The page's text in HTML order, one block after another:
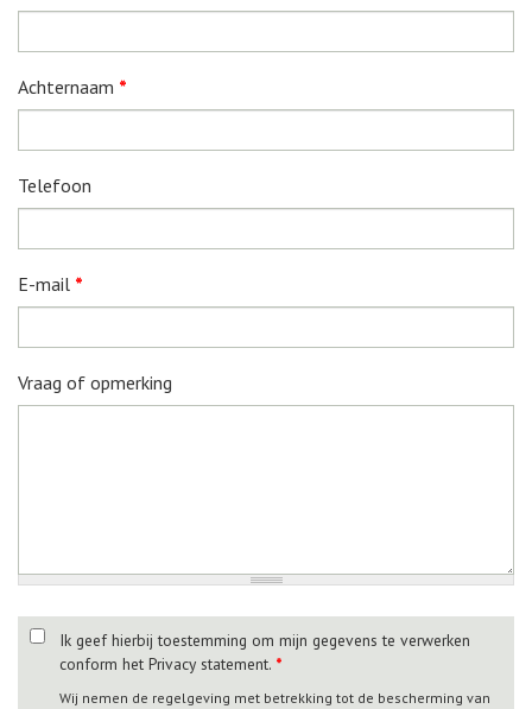
Achternaam *
Telefoon
E-mail *
Vraag of opmerking
Ik geef hierbij toestemming om mijn gegevens te verwerken
conform het Privacy statement. *
Wij nemen de regelgeving met betrekking tot de bescherming van